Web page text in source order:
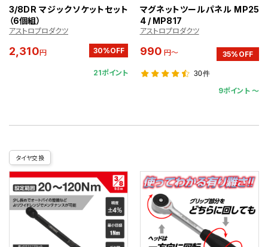
3/8DR マジックソケットセット
（6個組）
アストロプロダクツ
2,310円 30%OFF
21ポイント
マグネットツールパネル MP25
4 / MP817
アストロプロダクツ
990 円～ 35%OFF
30件
9ポイント 〜
タイヤ交換